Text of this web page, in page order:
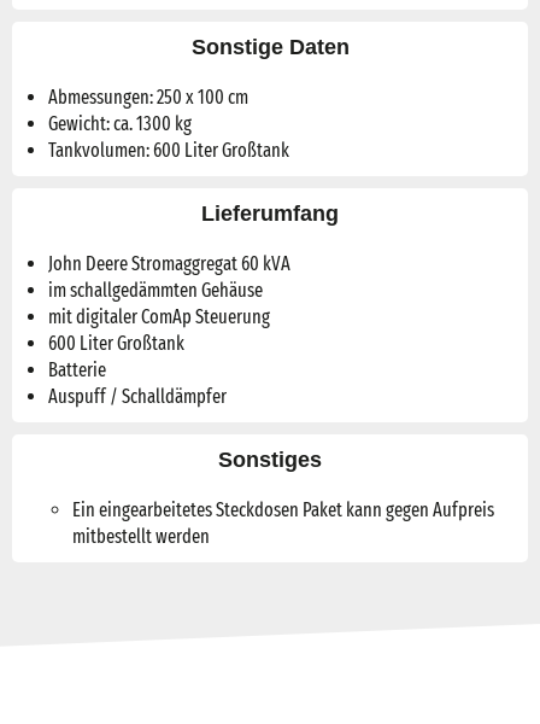
Sonstige Daten
Abmessungen: 250 x 100 cm
Gewicht: ca. 1300 kg
Tankvolumen: 600 Liter Großtank
Lieferumfang
John Deere Stromaggregat 60 kVA
im schallgedämmten Gehäuse
mit digitaler ComAp Steuerung
600 Liter Großtank
Batterie
Auspuff / Schalldämpfer
Sonstiges
Ein eingearbeitetes Steckdosen Paket kann gegen Aufpreis
mitbestellt werden